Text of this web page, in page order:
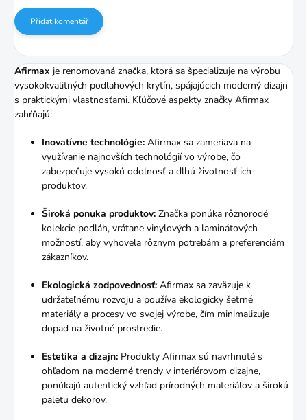
Přidat komentář
Afirmax je renomovaná značka, ktorá sa špecializuje na výrobu
vysokokvalitných podlahových krytín, spájajúcich moderný dizajn
s praktickými vlastnosťami. Kľúčové aspekty značky Afirmax
zahŕňajú:
Inovatívne technológie: Afirmax sa zameriava na
využívanie najnovších technológií vo výrobe, čo
zabezpečuje vysokú odolnosť a dlhú životnosť ich
produktov.
Široká ponuka produktov: Značka ponúka rôznorodé
kolekcie podláh, vrátane vinylových a laminátových
možností, aby vyhovela rôznym potrebám a preferenciám
zákazníkov.
Ekologická zodpovednosť: Afirmax sa zaväzuje k
udržateľnému rozvoju a používa ekologicky šetrné
materiály a procesy vo svojej výrobe, čím minimalizuje
dopad na životné prostredie.
Estetika a dizajn: Produkty Afirmax sú navrhnuté s
ohľadom na moderné trendy v interiérovom dizajne,
ponúkajú autentický vzhľad prírodných materiálov a širokú
paletu dekorov.